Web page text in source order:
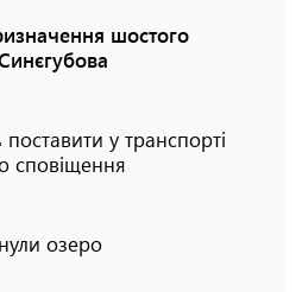
шостого
у транспорті
сповіщення
озеро